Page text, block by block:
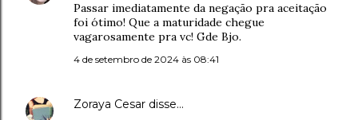
Passar imediatamente da negação pra aceitação
foi ótimo! Que a maturidade chegue
vagarosamente pra vc! Gde Bjo.
4 de setembro de 2024 às 08:41
Zoraya Cesar disse…